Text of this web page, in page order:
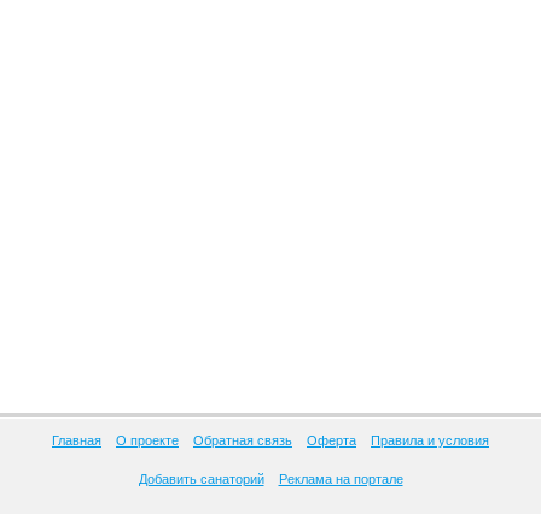
Главная О проекте Обратная связь Оферта Правила и условия
Добавить санаторий Реклама на портале